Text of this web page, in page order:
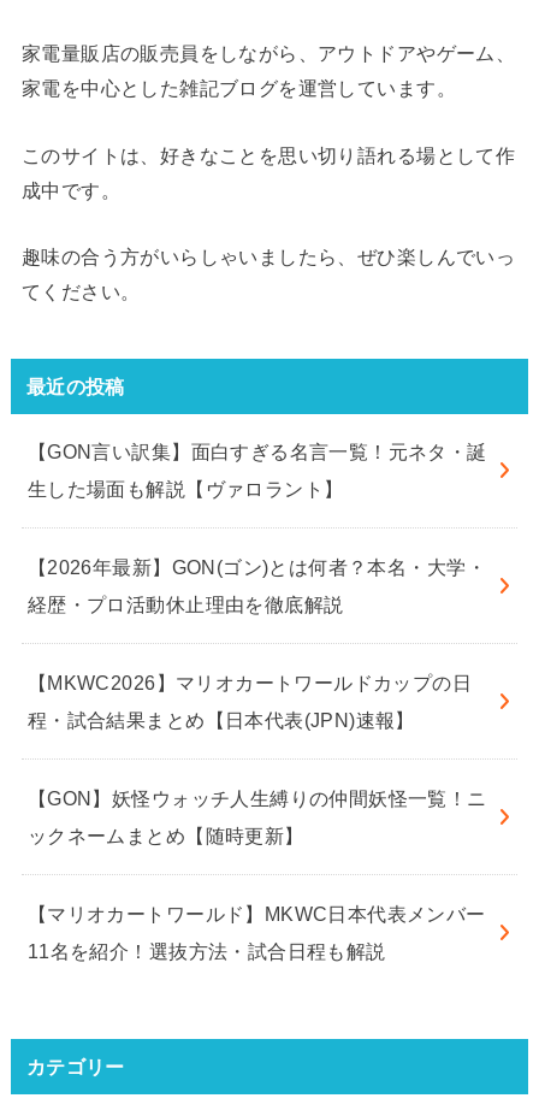
家電量販店の販売員をしながら、アウトドアやゲーム、
家電を中心とした雑記ブログを運営しています。
このサイトは、好きなことを思い切り語れる場として作
成中です。
趣味の合う方がいらしゃいましたら、ぜひ楽しんでいっ
てください。
最近の投稿
【GON言い訳集】面白すぎる名言一覧！元ネタ・誕
生した場面も解説【ヴァロラント】
【2026年最新】GON(ゴン)とは何者？本名・大学・
経歴・プロ活動休止理由を徹底解説
【MKWC2026】マリオカートワールドカップの日
程・試合結果まとめ【日本代表(JPN)速報】
【GON】妖怪ウォッチ人生縛りの仲間妖怪一覧！ニ
ックネームまとめ【随時更新】
【マリオカートワールド】MKWC日本代表メンバー
11名を紹介！選抜方法・試合日程も解説
カテゴリー